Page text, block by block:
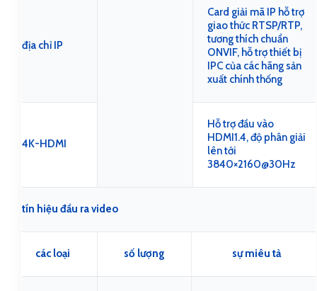
địa chỉ IP
Card giải mã IP hỗ trợ
giao thức RTSP/RTP,
tương thích chuẩn
ONVIF, hỗ trợ thiết bị
IPC của các hãng sản
xuất chính thống
4K-HDMI
Hỗ trợ đầu vào
HDMI1.4, độ phân giải
lên tới
3840×2160@30Hz
tín hiệu đầu ra video
các loại số lượng sự miêu tả